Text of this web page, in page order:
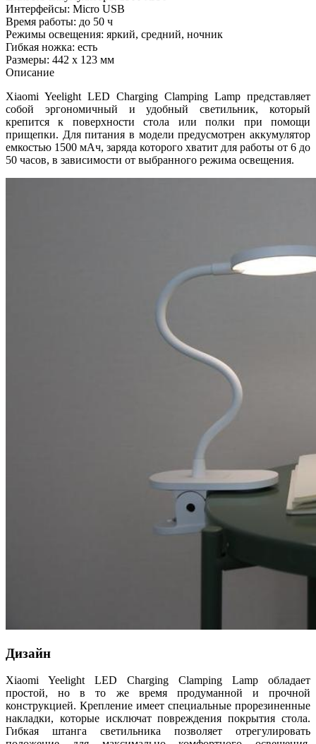
Интерфейсы: Micro USB
Время работы: до 50 ч
Режимы освещения: яркий, средний, ночник
Гибкая ножка: есть
Размеры: 442 х 123 мм
Описание
Xiaomi Yeelight LED Charging Clamping Lamp представляет
собой эргономичный и удобный светильник, который
крепится к поверхности стола или полки при помощи
прищепки. Для питания в модели предусмотрен аккумулятор
емкостью 1500 мАч, заряда которого хватит для работы от 6 до
50 часов, в зависимости от выбранного режима освещения.
Дизайн
Xiaomi Yeelight LED Charging Clamping Lamp обладает
простой, но в то же время продуманной и прочной
конструкцией. Крепление имеет специальные прорезиненные
накладки, которые исключат повреждения покрытия стола.
Гибкая штанга светильника позволяет отрегулировать